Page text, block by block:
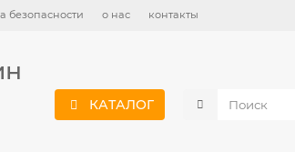
безопасности о нас контакты
КАТАЛОГ